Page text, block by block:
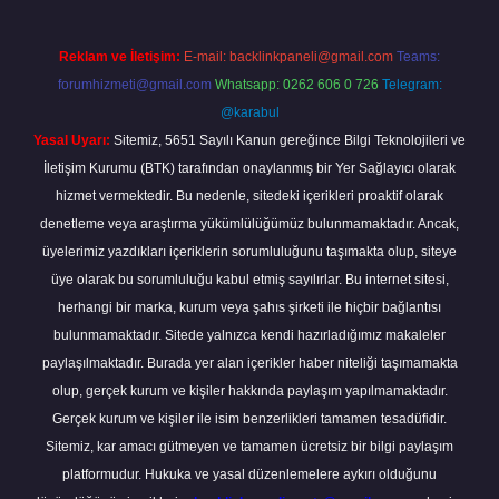
Reklam ve İletişim: E-mail: backlinkpaneli@gmail.com Teams:
forumhizmeti@gmail.com Whatsapp: 0262 606 0 726 Telegram:
@karabul
Yasal Uyarı: Sitemiz, 5651 Sayılı Kanun gereğince Bilgi Teknolojileri ve
İletişim Kurumu (BTK) tarafından onaylanmış bir Yer Sağlayıcı olarak
hizmet vermektedir. Bu nedenle, sitedeki içerikleri proaktif olarak
denetleme veya araştırma yükümlülüğümüz bulunmamaktadır. Ancak,
üyelerimiz yazdıkları içeriklerin sorumluluğunu taşımakta olup, siteye
üye olarak bu sorumluluğu kabul etmiş sayılırlar. Bu internet sitesi,
herhangi bir marka, kurum veya şahıs şirketi ile hiçbir bağlantısı
bulunmamaktadır. Sitede yalnızca kendi hazırladığımız makaleler
paylaşılmaktadır. Burada yer alan içerikler haber niteliği taşımamakta
olup, gerçek kurum ve kişiler hakkında paylaşım yapılmamaktadır.
Gerçek kurum ve kişiler ile isim benzerlikleri tamamen tesadüfidir.
Sitemiz, kar amacı gütmeyen ve tamamen ücretsiz bir bilgi paylaşım
platformudur. Hukuka ve yasal düzenlemelere aykırı olduğunu